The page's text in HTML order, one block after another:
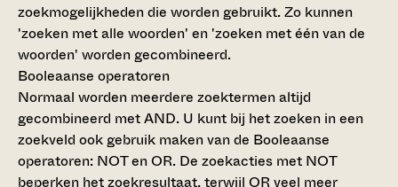
zoekmogelijkheden die worden gebruikt. Zo kunnen
'zoeken met alle woorden' en 'zoeken met één van de
woorden' worden gecombineerd.
Booleaanse operatoren
Normaal worden meerdere zoektermen altijd
gecombineerd met AND. U kunt bij het zoeken in een
zoekveld ook gebruik maken van de Booleaanse
operatoren: NOT en OR. De zoekacties met NOT
beperken het zoekresultaat, terwijl OR veel meer